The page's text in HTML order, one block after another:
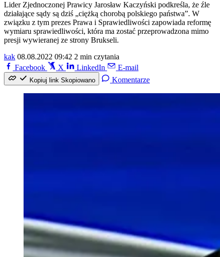
Lider Zjednoczonej Prawicy Jarosław Kaczyński podkreśla, że źle
działające sądy są dziś „ciężką chorobą polskiego państwa”. W
związku z tym prezes Prawa i Sprawiedliwości zapowiada reformę
wymiaru sprawiedliwości, która ma zostać przeprowadzona mimo
presji wywieranej ze strony Brukseli.
kak 08.08.2022 09:42 2 min czytania
Facebook
X LinkedIn E-mail
Kopiuj link Skopiowano Komentarze